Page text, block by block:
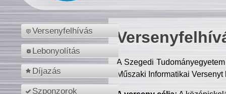
Versenyfelhívás
Lebonyolítás
Díjazás
Szponzorok
A Szegedi
Műszaki Informatikai